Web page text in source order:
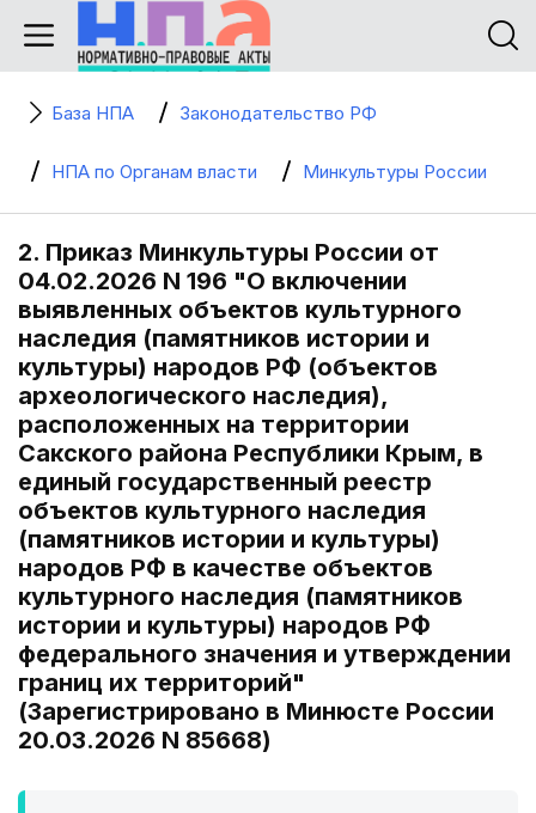
База НПА Законодательство РФ
НПА по Органам власти Минкультуры России
2. Приказ Минкультуры России от
04.02.2026 N 196 "О включении
выявленных объектов культурного
наследия (памятников истории и
культуры) народов РФ (объектов
археологического наследия),
расположенных на территории
Сакского района Республики Крым, в
единый государственный реестр
объектов культурного наследия
(памятников истории и культуры)
народов РФ в качестве объектов
культурного наследия (памятников
истории и культуры) народов РФ
федерального значения и утверждении
границ их территорий"
(Зарегистрировано в Минюсте России
20.03.2026 N 85668)